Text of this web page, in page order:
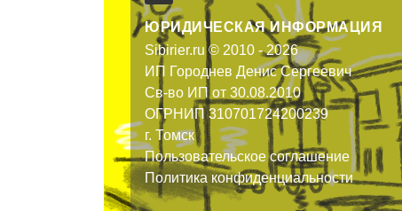
ЮРИДИЧЕСКАЯ ИНФОРМАЦИЯ
Sibirier.ru © 2010 - 2026
ИП Городнев Денис Сергеевич
Св-во ИП от 30.08.2010
ОГРНИП 310701724200239
г. Томск
Пользовательское соглашение
Политика конфиденциальности